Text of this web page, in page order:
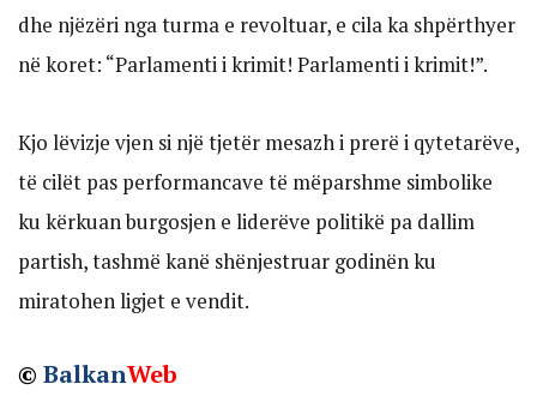
dhe njëzëri nga turma e revoltuar, e cila ka shpërthyer
në koret: “Parlamenti i krimit! Parlamenti i krimit!”.
Kjo lëvizje vjen si një tjetër mesazh i prerë i qytetarëve,
të cilët pas performancave të mëparshme simbolike
ku kërkuan burgosjen e liderëve politikë pa dallim
partish, tashmë kanë shënjestruar godinën ku
miratohen ligjet e vendit.
© BalkanWeb